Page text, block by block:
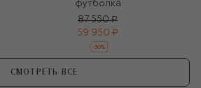
футболка
87 550 ₽
59 950 ₽
-30%
СМОТРЕТЬ ВСЕ